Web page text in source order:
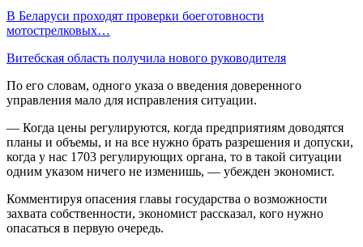
В Беларуси проходят проверки боеготовности
мотострелковых…
Витебская область получила нового руководителя
По его словам, одного указа о введения доверенного
управления мало для исправления ситуации.
— Когда цены регулируются, когда предприятиям доводятся
планы и объемы, и на все нужно брать разрешения и допуски,
когда у нас 1703 регулирующих органа, то в такой ситуации
одним указом ничего не изменишь, — убежден экономист.
Комментируя опасения главы государства о возможности
захвата собственности, экономист рассказал, кого нужно
опасаться в первую очередь.